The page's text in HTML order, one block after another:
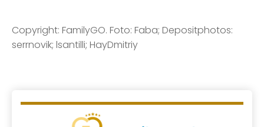
Copyright: FamilyGO. Foto: Faba; Depositphotos:
serrnovik; lsantilli; HayDmitriy